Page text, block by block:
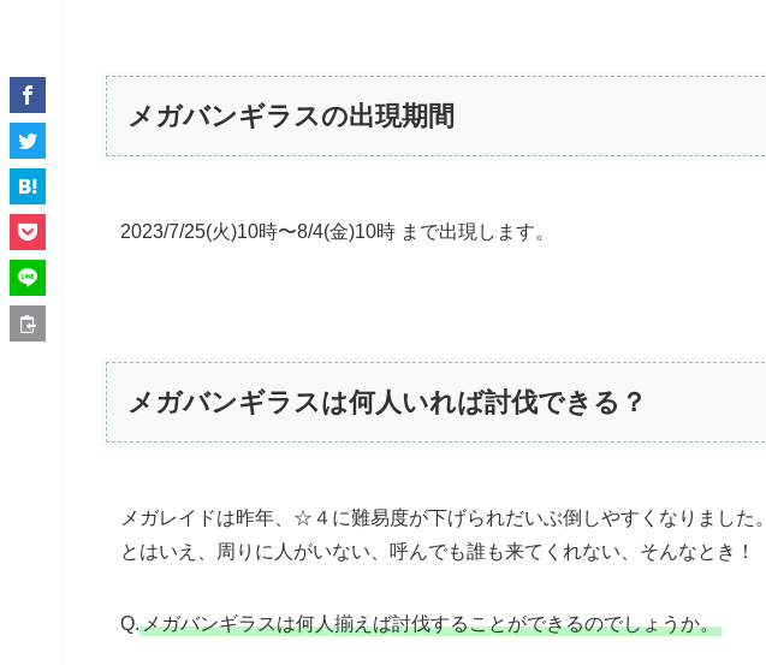
メガバンギラスの出現期間
2023/7/25(火)10時〜8/4(金)10時 まで出現します。
メガバンギラスは何人いれば討伐できる？
メガレイドは昨年、☆４に難易度が下げられだいぶ倒しやすくなりました。
とはいえ、周りに人がいない、呼んでも誰も来てくれない、そんなとき！
Q.メガバンギラスは何人揃えば討伐することができるのでしょうか。